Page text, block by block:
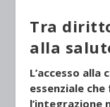
Tra
alla
L’accesso
essenziale che
l’integrazione